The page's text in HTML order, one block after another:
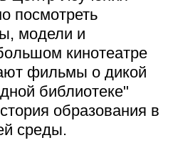
посмотреть
модели и
кинотеатре
фильмы о дикой
библиотеке"
образования в
среды.